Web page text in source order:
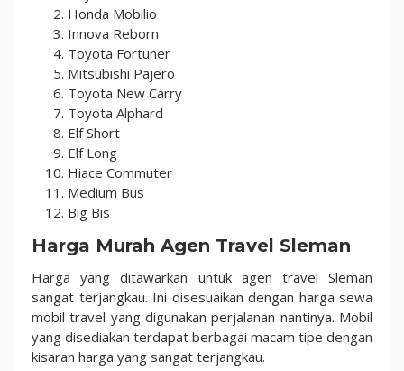
Honda Mobilio
Innova Reborn
Toyota Fortuner
Mitsubishi Pajero
Toyota New Carry
Toyota Alphard
Elf Short
Elf Long
Hiace Commuter
Medium Bus
Big Bis
Harga Murah Agen Travel Sleman
Harga yang ditawarkan untuk agen travel Sleman
sangat terjangkau. Ini disesuaikan dengan harga sewa
mobil travel yang digunakan perjalanan nantinya. Mobil
yang disediakan terdapat berbagai macam tipe dengan
kisaran harga yang sangat terjangkau.